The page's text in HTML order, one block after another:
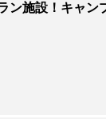
ン施設！キャン